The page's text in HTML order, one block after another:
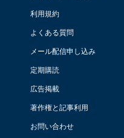
利用規約
よくある質問
メール配信申し込み
定期購読
広告掲載
著作権と記事利用
お問い合わせ